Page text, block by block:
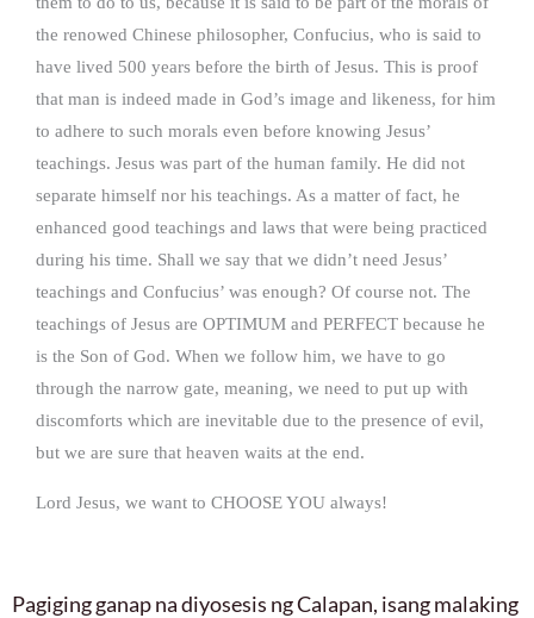
the renowed Chinese philosopher, Confucius, who is said to
have lived 500 years before the birth of Jesus. This is proof
that man is indeed made in God’s image and likeness, for him
to adhere to such morals even before knowing Jesus’
teachings. Jesus was part of the human family. He did not
separate himself nor his teachings. As a matter of fact, he
enhanced good teachings and laws that were being practiced
during his time. Shall we say that we didn’t need Jesus’
teachings and Confucius’ was enough? Of course not. The
teachings of Jesus are OPTIMUM and PERFECT because he
is the Son of God. When we follow him, we have to go
through the narrow gate, meaning, we need to put up with
discomforts which are inevitable due to the presence of evil,
but we are sure that heaven waits at the end.
Lord Jesus, we want to CHOOSE YOU always!
Pagiging ganap na diyosesis ng Calapan, isang malaking